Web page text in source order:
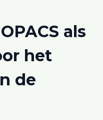
als
het
de